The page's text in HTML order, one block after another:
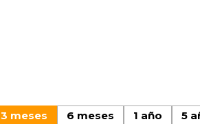
3 meses 6 meses 1 año 5